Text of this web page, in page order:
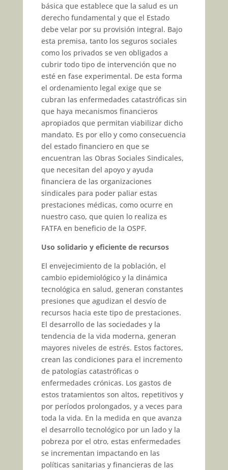
básica que establece que la salud es un
derecho fundamental y que el Estado
debe velar por su provisión integral. Bajo
esta premisa, tanto los seguros sociales
como los privados se ven obligados a
cubrir todo tipo de intervención que no
esté en fase experimental. De esta forma
el ordenamiento legal exige que se
cubran las enfermedades catastróficas sin
que haya mecanismos financieros
apropiados que permitan viabilizar dicho
mandato. Es por ello y como consecuencia
del estado financiero en que se
encuentran las Obras Sociales Sindicales,
que necesitan del apoyo y ayuda
financiera de las organizaciones
sindicales para poder paliar estas
prestaciones médicas, como ocurre en
nuestro caso, que quien lo realiza es
FATFA en beneficio de la OSPF.
Uso solidario y eficiente de recursos
El envejecimiento de la población, el
cambio epidemiológico y la dinámica
tecnológica en salud, generan constantes
presiones que agudizan el desvío de
recursos hacia este tipo de prestaciones.
El desarrollo de las sociedades y la
tendencia de la vida moderna, generan
mayores niveles de estrés. Estos factores,
crean las condiciones para el incremento
de patologías catastróficas o
enfermedades crónicas. Los gastos de
estos tratamientos son altos, repetitivos y
por períodos prolongados, y a veces para
toda la vida. En la medida en que avanza
el desarrollo tecnológico por un lado y la
pobreza por el otro, estas enfermedades
se incrementan impactando en las
políticas sanitarias y financieras de las